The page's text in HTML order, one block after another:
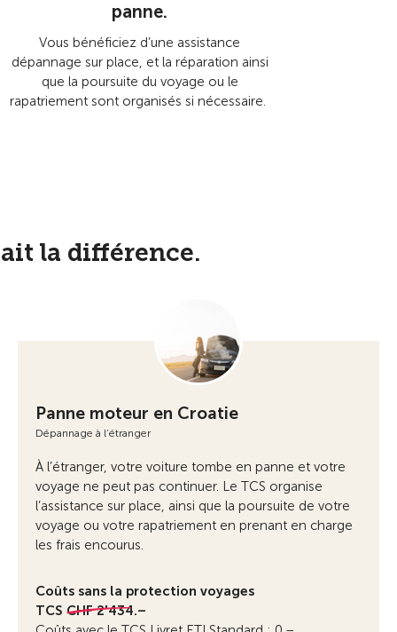
panne.
Vous bénéficiez d’une assistance
dépannage sur place, et la réparation ainsi
que la poursuite du voyage ou le
rapatriement sont organisés si nécessaire.
la différence.
Panne moteur en Croatie
Dépannage à l’étranger
À l’étranger, votre voiture tombe en panne et votre
voyage ne peut pas continuer. Le TCS organise
l’assistance sur place, ainsi que la poursuite de votre
voyage ou votre rapatriement en prenant en charge
les frais encourus.
Coûts sans la protection voyages
TCS CHF 2'434.–